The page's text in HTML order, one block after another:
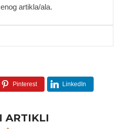
artikla/ala.
Pinterest LinkedIn
ARTIKLI